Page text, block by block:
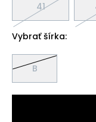
41
Vybrať šírka:
B